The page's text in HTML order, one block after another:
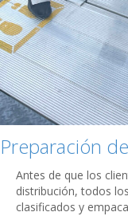
Preparación
Antes de que los
distribución, todos
clasificados y